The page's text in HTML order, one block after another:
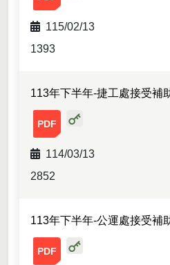
115/02/13
1393
113年下半年-捷工處接受補
113年下半年-捷工處接受補
114/03/13
2852
113年下半年-公運處接受補
113年下半年-公運處接受補